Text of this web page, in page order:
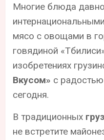
Многие блюда
мясо с овощами в
говядиной
изобретениях
Вкусом» с
сегодня.
В традиционных
не встретите